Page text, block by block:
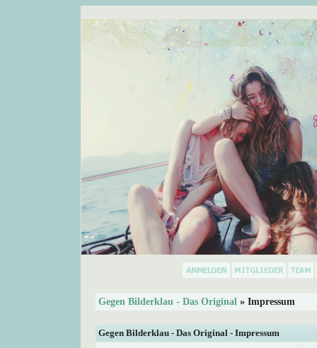
Gegen Bilderklau - Das Original » Impressum
Gegen Bilderklau - Das Original - Impressum